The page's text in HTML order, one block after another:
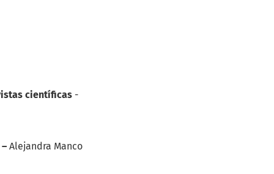
científicas -
Alejandra Manco